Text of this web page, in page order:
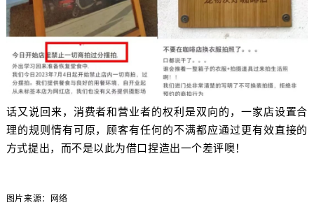
话又说回来，消费者和营业者的权利是双向的，一家店设置合
理的规则情有可原，顾客有任何的不满都应通过更有效直接的
方式提出，而不是以此为借口捏造出一个差评噢！
图片来源：网络